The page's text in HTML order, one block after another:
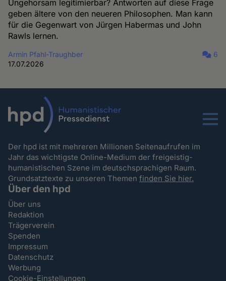
Ungehorsam legitimierbar? Antworten auf diese Frage
geben ältere von den neueren Philosophen. Man kann
für die Gegenwart von Jürgen Habermas und John
Rawls lernen.
Armin Pfahl-Traughber
17.07.2026
6
Menu
Der hpd ist mit mehreren Millionen Seitenaufrufen im
Jahr das wichtigste Online-Medium der freigeistig-
humanistischen Szene im deutschsprachigen Raum.
Grundsatztexte zu unseren Themenfinden Sie hier.
Über den hpd
Über uns
Redaktion
Trägerverein
Spenden
Impressum
Datenschutz
Werbung
Cookie-Einstellungen